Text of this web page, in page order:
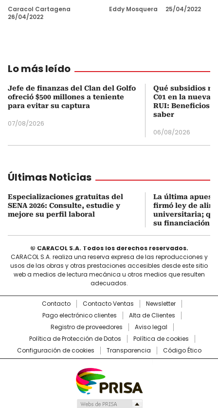
Caracol Cartagena
26/04/2022
Eddy Mosquera 25/04/2022
Lo más leído
Jefe de finanzas del Clan del Golfo
ofreció $500 millones a teniente
para evitar su captura
07/08/2026
Qué subsidios
C01 en la nueva
RUI: Beneficios
saber
06/08/2026
Últimas Noticias
Especializaciones gratuitas del
SENA 2026: Consulte, estudie y
mejore su perfil laboral
La última
firmó ley de
universitaria;
su financiación
© CARACOL S.A. Todos los derechos reservados.
CARACOL S.A. realiza una reserva expresa de las reproducciones y
usos de las obras y otras prestaciones accesibles desde este sitio
web a medios de lectura mecánica u otros medios que resulten
adecuados.
Contacto Contacto Ventas
Newsletter
Pago electrónico clientes
Alta de Clientes
Registro de proveedores
Aviso legal
Política de Protección de Datos
Política de cookies
Configuración de cookies
Transparencia Código Ético